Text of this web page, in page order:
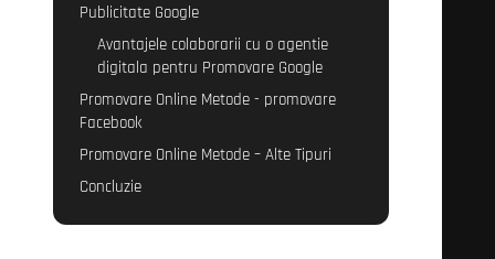
Publicitate Google
Avantajele colaborarii cu o agentie
digitala pentru Promovare Google
Promovare Online Metode - promovare
Facebook
Promovare Online Metode – Alte Tipuri
Concluzie